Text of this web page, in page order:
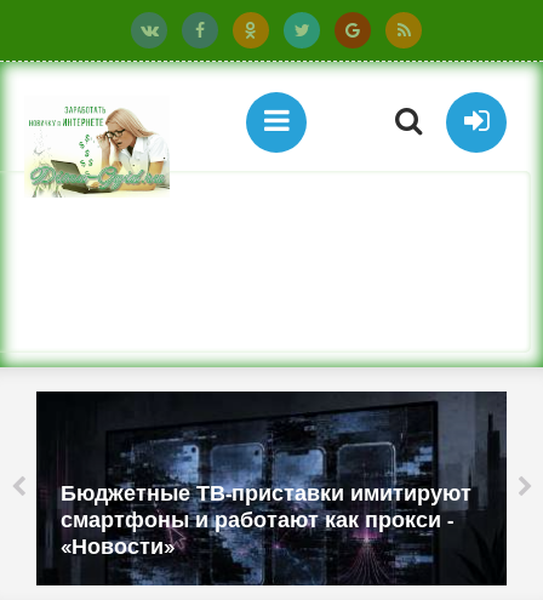
Бюджетные ТВ-приставки имитируют
смартфоны и работают как прокси -
«Новости»